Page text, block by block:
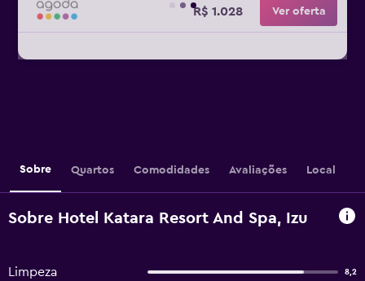
R$ 1.028 Ver oferta
Sobre Quartos Comodidades Avaliações Local
Sobre Hotel Katara Resort And Spa, Izu
Limpeza 8,2